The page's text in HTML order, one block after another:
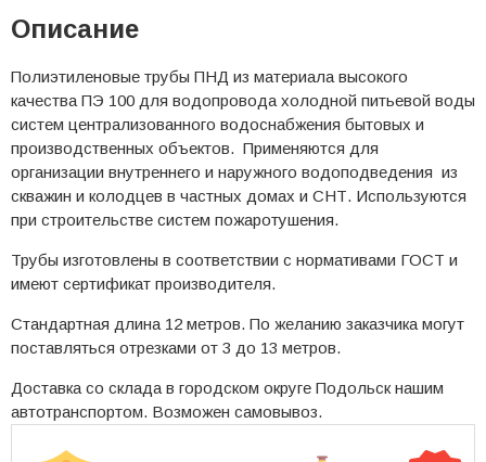
Описание
Полиэтиленовые трубы ПНД из материала высокого
качества ПЭ 100 для водопровода холодной питьевой воды
систем централизованного водоснабжения бытовых и
производственных объектов. Применяются для
организации внутреннего и наружного водоподведения из
скважин и колодцев в частных домах и СНТ. Используются
при строительстве систем пожаротушения.
Трубы изготовлены в соответствии с нормативами ГОСТ и
имеют сертификат производителя.
Стандартная длина 12 метров. По желанию заказчика могут
поставляться отрезками от 3 до 13 метров.
Доставка со склада в городском округе Подольск нашим
автотранспортом. Возможен самовывоз.